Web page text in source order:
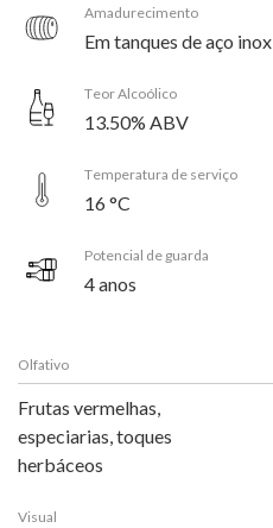
Amadurecimento
Em tanques de aço inox
Teor Alcoólico
13.50% ABV
Temperatura de serviço
16 °C
Potencial de guarda
4 anos
Olfativo
Frutas vermelhas,
especiarias, toques
herbáceos
Visual